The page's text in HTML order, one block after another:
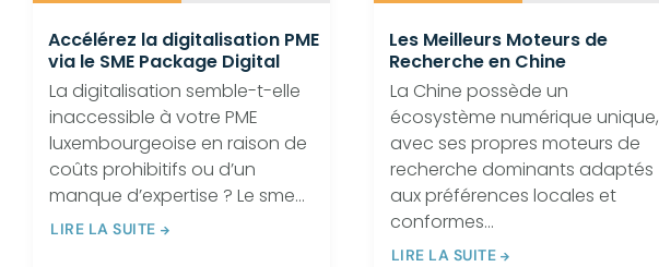
Accélérez la digitalisation PME
via le SME Package Digital
La digitalisation semble-t-elle
inaccessible à votre PME
luxembourgeoise en raison de
coûts prohibitifs ou d’un
manque d’expertise ? Le sme...
LIRE LA SUITE
Les Meilleurs Moteurs de
Recherche en Chine
La Chine possède un
écosystème numérique unique,
avec ses propres moteurs de
recherche dominants adaptés
aux préférences locales et
conformes...
LIRE LA SUITE